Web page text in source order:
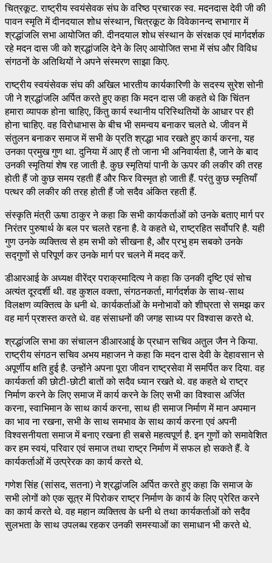
चित्रकूट. राष्ट्रीय स्वयंसेवक संघ के वरिष्ठ प्रचारक स्व. मदनदास देवी जी की
पावन स्मृति में दीनदयाल शोध संस्थान, चित्रकूट के विवेकानन्द सभागार में
श्रद्धांजलि सभा आयोजित की. दीनदयाल शोध संस्थान के संरक्षक एवं मार्गदर्शक
रहे मदन दास जी को श्रद्धांजलि देने के लिए आयोजित सभा में संघ और विविध
संगठनों के अतिथियों ने अपने संस्मरण साझा किए.
राष्ट्रीय स्वयंसेवक संघ की अखिल भारतीय कार्यकारिणी के सदस्य सुरेश सोनी
जी ने श्रद्धांजलि अर्पित करते हुए कहा कि मदन दास जी कहते थे कि चिंतन
हमारा व्यापक होना चाहिए, किंतु कार्य स्थानीय परिस्थितियों के आधार पर ही
होना चाहिए. वह विरोधाभास के बीच भी समन्वय बनाकर चलते थे. जीवन में
संतुलन बनाकर समाज में सभी के प्रति श्रद्धा भाव रखते हुए कार्य करना, यह
उनका प्रमुख गुण था. दुनिया में आए हैं तो जाना भी अनिवार्यता है, जाने के बाद
उनकी स्मृतियां शेष रह जाती है. कुछ स्मृतियां पानी के ऊपर की लकीर की तरह
होती हैं जो कुछ समय रहती हैं और फिर विस्मृत हो जाती हैं. परंतु कुछ स्मृतियाँ
पत्थर की लकीर की तरह होती हैं जो सदैव अंकित रहती हैं.
संस्कृति मंत्री ऊषा ठाकुर ने कहा कि सभी कार्यकर्ताओं को उनके बताए मार्ग पर
निरंतर पुरुषार्थ के बल पर चलते रहना है. वे कहते थे, राष्ट्रहित सर्वोपरि है. यही
गुण उनके व्यक्तित्व से हम सभी को सीखना है, और प्रभु हम सबको उनके
सद्गुणों से परिपूर्ण कर उनके मार्ग पर चलने में मदद करें.
डीआरआई के अध्यक्ष वीरेंद्र पराक्रमादित्य ने कहा कि उनकी दृष्टि एवं सोच
अत्यंत दूरदर्शी थी. वह कुशल वक्ता, संगठनकर्ता, मार्गदर्शक के साथ-साथ
विलक्षण व्यक्तित्व के धनी थे. कार्यकर्ताओं के मनोभावों को शीघ्रता से समझ कर
वह मार्ग प्रशस्त करते थे. वह संसाधनों की जगह साध्य पर विश्वास करते थे.
श्रद्धांजलि सभा का संचालन डीआरआई के प्रधान सचिव अतुल जैन ने किया.
राष्ट्रीय संगठन सचिव अभय महाजन ने कहा कि मदन दास देवी के देहावसान से
अपूर्णीय क्षति हुई है. उन्होंने अपना पूरा जीवन राष्ट्रसेवा में समर्पित कर दिया. वह
कार्यकर्ता की छोटी-छोटी बातों को सदैव ध्यान रखते थे. वह कहते थे राष्ट्र
निर्माण करने के लिए समाज में कार्य करने के लिए सभी का विश्वास अर्जित
करना, स्वाभिमान के साथ कार्य करना, साथ ही समाज निर्माण में मान अपमान
का भाव ना रखना, सभी के साथ समभाव के साथ कार्य करना एवं अपनी
विश्वसनीयता समाज में बनाए रखना ही सबसे महत्वपूर्ण है. इन गुणों को समावेशित
कर हम स्वयं, परिवार एवं समाज तथा राष्ट्र निर्माण में सफल हो सकते हैं. वे
कार्यकर्ताओं में उत्प्रेरक का कार्य करते थे.
गणेश सिंह (सांसद, सतना) ने श्रद्धांजलि अर्पित करते हुए कहा कि समाज के
सभी लोगों को एक सूत्र में पिरोकर राष्ट्र निर्माण के कार्य के लिए प्रेरित करने
का कार्य करते थे. वह महान व्यक्तित्व के धनी थे तथा कार्यकर्ताओं को सदैव
सुलभता के साथ उपलब्ध रहकर उनकी समस्याओं का समाधान भी करते थे.